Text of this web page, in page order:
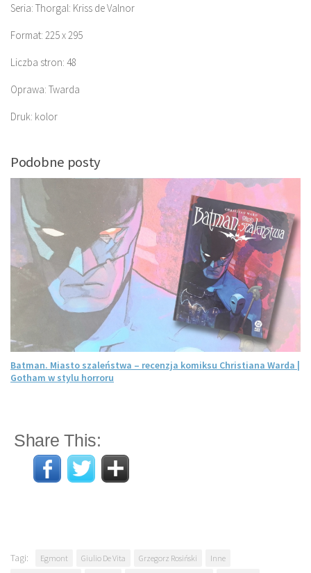
Seria: Thorgal: Kriss de Valnor
Format: 225 x 295
Liczba stron: 48
Oprawa: Twarda
Druk: kolor
Podobne posty
Batman. Miasto szaleństwa – recenzja komiksu Christiana Warda |
Gotham w stylu horroru
Share This:
Tagi: Egmont Giulio De Vita Grzegorz Rosiński
Inne